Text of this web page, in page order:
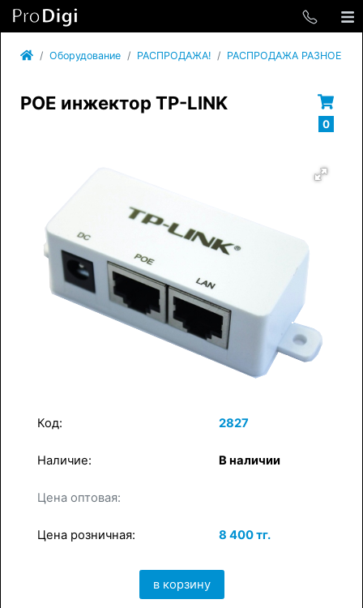
Оборудование РАСПРОДАЖА! РАСПРОДАЖА РАЗНОЕ
POE инжектор TP-LINK
0
Код: 2827
Наличие: В наличии
Цена оптовая:
Цена розничная: 8 400 тг.
в корзину